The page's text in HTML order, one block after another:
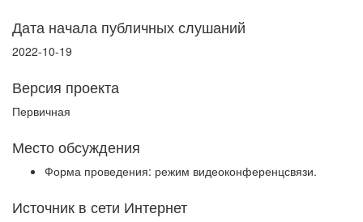
Дата начала публичных слушаний
2022-10-19
Версия проекта
Первичная
Место обсуждения
Форма проведения: режим видеоконференцсвязи.
Источник в сети Интернет